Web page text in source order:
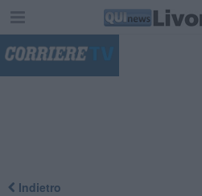
Indietro